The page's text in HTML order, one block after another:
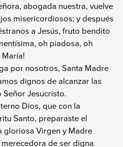
abogada nuestra, vuelve
misericordiosos; y después
a Jesús, fruto bendito
oh piadosa, oh
por nosotros, Santa Madre
dignos de alcanzar las
Jesucristo.
Dios, que con la
Santo, preparaste el
gloriosa Virgen y Madre
de ser digna